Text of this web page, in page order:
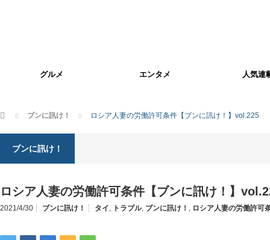
グルメ エンタメ 人気連
ホーム ブンに訊け！ ロシア人妻の労働許可条件【ブンに訊け！】vol.225
ブンに訊け！
ロシア人妻の労働許可条件【ブンに訊け！】
2021/4/30 ブンに訊け！ タイ, トラブル, ブンに訊け！ , ロシア人妻の労働許可